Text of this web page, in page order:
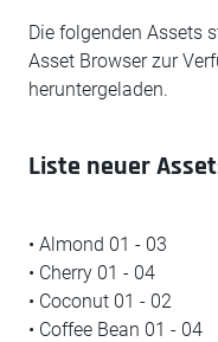
Die folgenden Assets
Asset Browser zur
heruntergeladen.
Liste neuer
• Almond 01 - 03
• Cherry 01 - 04
• Coconut 01 - 02
• Coffee Bean 01 - 04